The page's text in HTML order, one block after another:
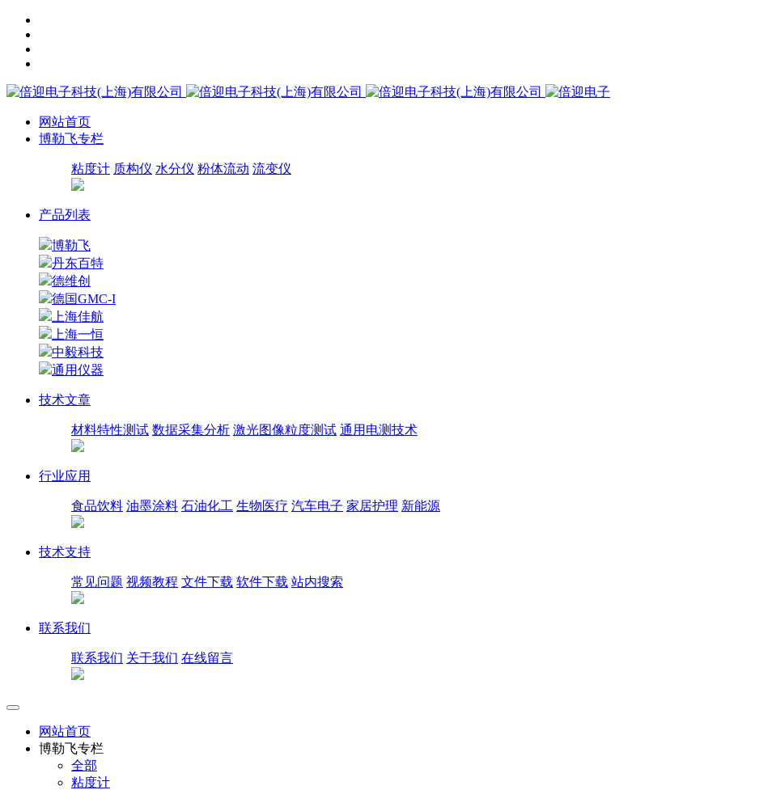
网站首页
博勒飞专栏
粘度计 质构仪 水分仪 粉体流动 流变仪
产品列表
博勒飞
丹东百特
德维创
德国GMC-I
上海佳航
上海一恒
中毅科技
通用仪器
技术文章
材料特性测试 数据采集分析 激光图像粒度测试 通用电测技术
行业应用
食品饮料 油墨涂料 石油化工 生物医疗 汽车电子 家居护理 新能源
技术支持
常见问题 视频教程 文件下载 软件下载 站内搜索
联系我们
联系我们 关于我们 在线留言
网站首页
博勒飞专栏
全部
粘度计